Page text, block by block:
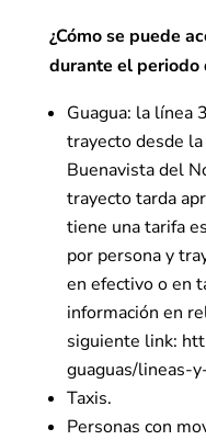
¿Cómo se puede
durante el periodo
Guagua: la línea
trayecto desde la
Buenavista del
trayecto tarda
tiene una tarifa
por persona y
en efectivo o en
información en
siguiente link:
guaguas/lineas-
Taxis.
Personas con